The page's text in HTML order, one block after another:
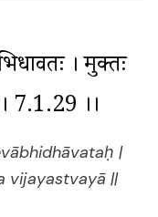
। मुक्तः
।। 7.1.29 ।।
|
vijayastvayā ||